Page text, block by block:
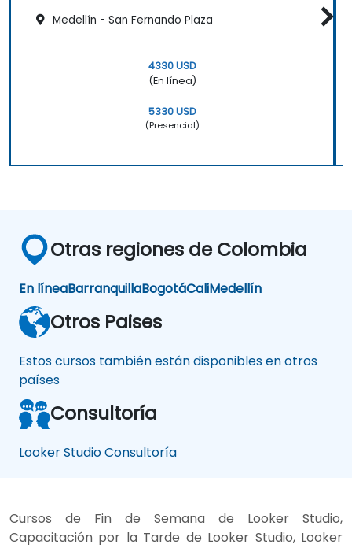
Medellín - San Fernando Plaza
4330 USD
(En línea)
5330 USD
(Presencial)
Otras regiones de Colombia
En líneaBarranquillaBogotáCaliMedellín
Otros Paises
Estos cursos también están disponibles en otros
países
Consultoría
Looker Studio Consultoría
Cursos de Fin de Semana de Looker Studio,
Capacitación por la Tarde de Looker Studio, Looker